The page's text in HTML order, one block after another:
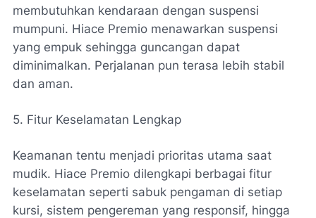
membutuhkan kendaraan dengan suspensi
mumpuni. Hiace Premio menawarkan suspensi
yang empuk sehingga guncangan dapat
diminimalkan. Perjalanan pun terasa lebih stabil
dan aman.
5. Fitur Keselamatan Lengkap
Keamanan tentu menjadi prioritas utama saat
mudik. Hiace Premio dilengkapi berbagai fitur
keselamatan seperti sabuk pengaman di setiap
kursi, sistem pengereman yang responsif, hingga